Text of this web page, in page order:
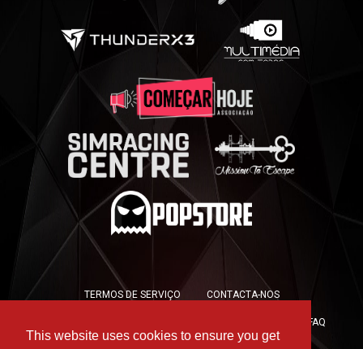
This website uses cookies to ensure you get
TERMOS DE SERVIÇO CONTACTA-NOS
FAQ